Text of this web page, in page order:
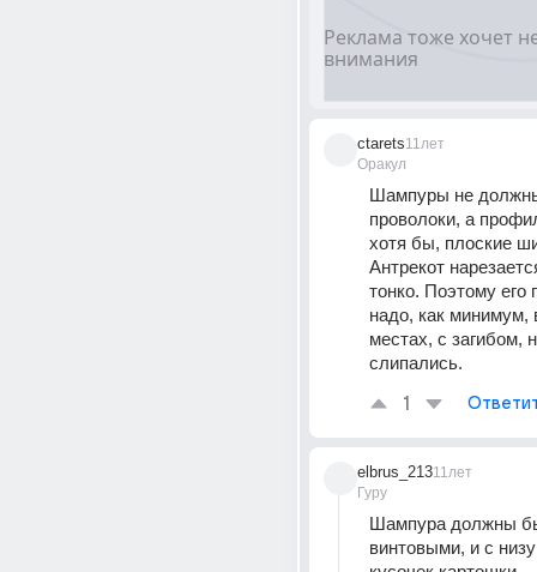
ctarets
Оракул
11лет
Шампуры не
проволоки, а
хотя бы, плоские
Антрекот
тонко. Поэтому его
надо, как минимум,
местах, с загибом,
слипались.
1
elbrus_213
Гуру
11лет
Шампура должны
винтовыми, и с